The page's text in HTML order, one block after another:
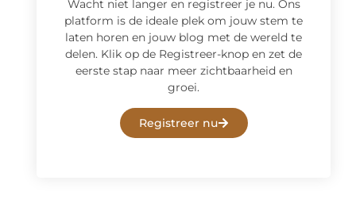
Wacht niet langer en registreer je nu. Ons
platform is de ideale plek om jouw stem te
laten horen en jouw blog met de wereld te
delen. Klik op de Registreer-knop en zet de
eerste stap naar meer zichtbaarheid en
groei.
Registreer nu